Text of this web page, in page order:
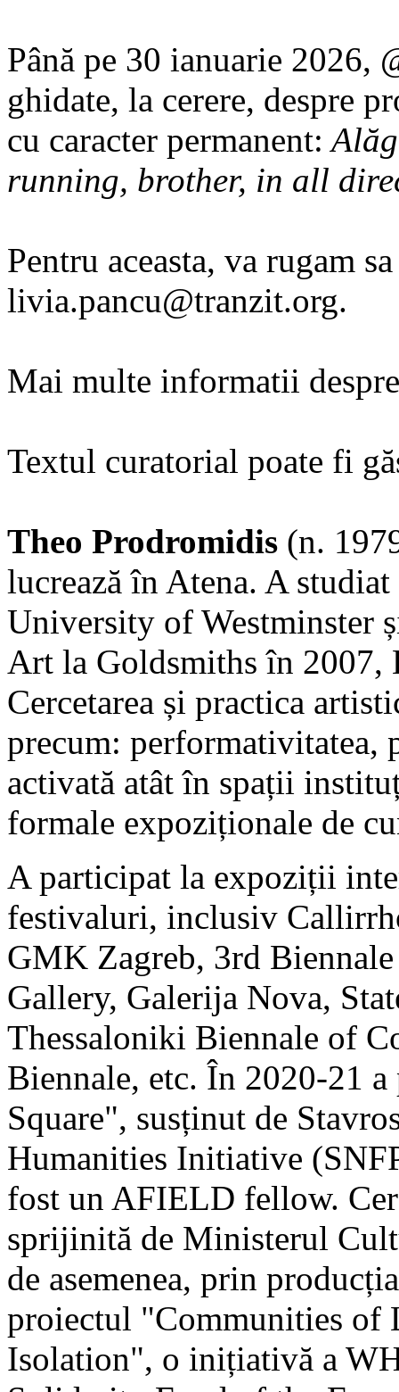
Până pe 30 ianuarie 2026,
ghidate, la cerere, despre
cu caracter permanent:
running, brother, in all
Pentru aceasta, va rugam
livia.pancu@tranzit.org.
Mai multe informatii
Textul curatorial poate fi
Theo Prodromidis (n.
lucrează în Atena. A
University of Westminster
Art la Goldsmiths în 2007,
Cercetarea și practica
precum: performativitatea,
activată atât în spații
formale expoziționale de
A participat la expoziții
festivaluri, inclusiv
GMK Zagreb, 3rd
Gallery, Galerija Nova,
Thessaloniki Biennale of
Biennale, etc. În 2020-21
Square", susținut de
Humanities Initiative
fost un AFIELD fellow.
sprijinită de Ministerul
de asemenea, prin
proiectul "Communities of
Isolation", o inițiativă a